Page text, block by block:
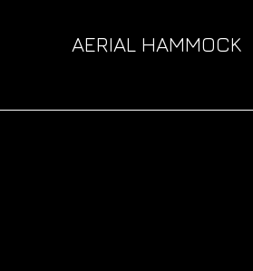
AERIAL HAMMOCK